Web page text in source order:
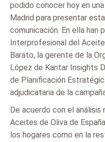
podido conocer hoy en
Madrid para presentar
comunicación. En ella han
Interprofesional del
Barato, la gerente de la
López de Kantar Insights
de Planificación
adjudicataria de la
De acuerdo con el análisis
Aceites de Oliva de
los hogares como en la